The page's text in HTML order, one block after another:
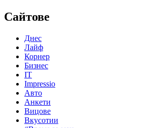
Сайтове
Днес
Лайф
Корнер
Бизнес
IT
Impressio
Авто
Анкети
Вицове
Вкусотии